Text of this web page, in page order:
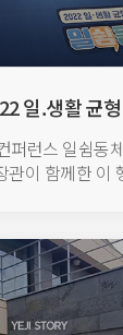
일.생활 균
퍼런스 일쉼동
이 함께한 이